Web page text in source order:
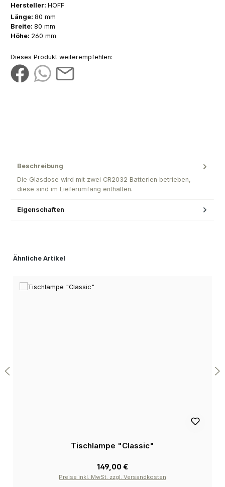
Hersteller: HOFF
Länge: 80 mm
Breite: 80 mm
Höhe: 260 mm
Dieses Produkt weiterempfehlen:
Beschreibung
Die Glasdose wird mit zwei CR2032 Batterien betrieben,
diese sind im Lieferumfang enthalten.
Eigenschaften
Produktgalerie überspringen
Ähnliche Artikel
Tischlampe "Classic"
149,00 €
Preise inkl. MwSt. zzgl. Versandkosten